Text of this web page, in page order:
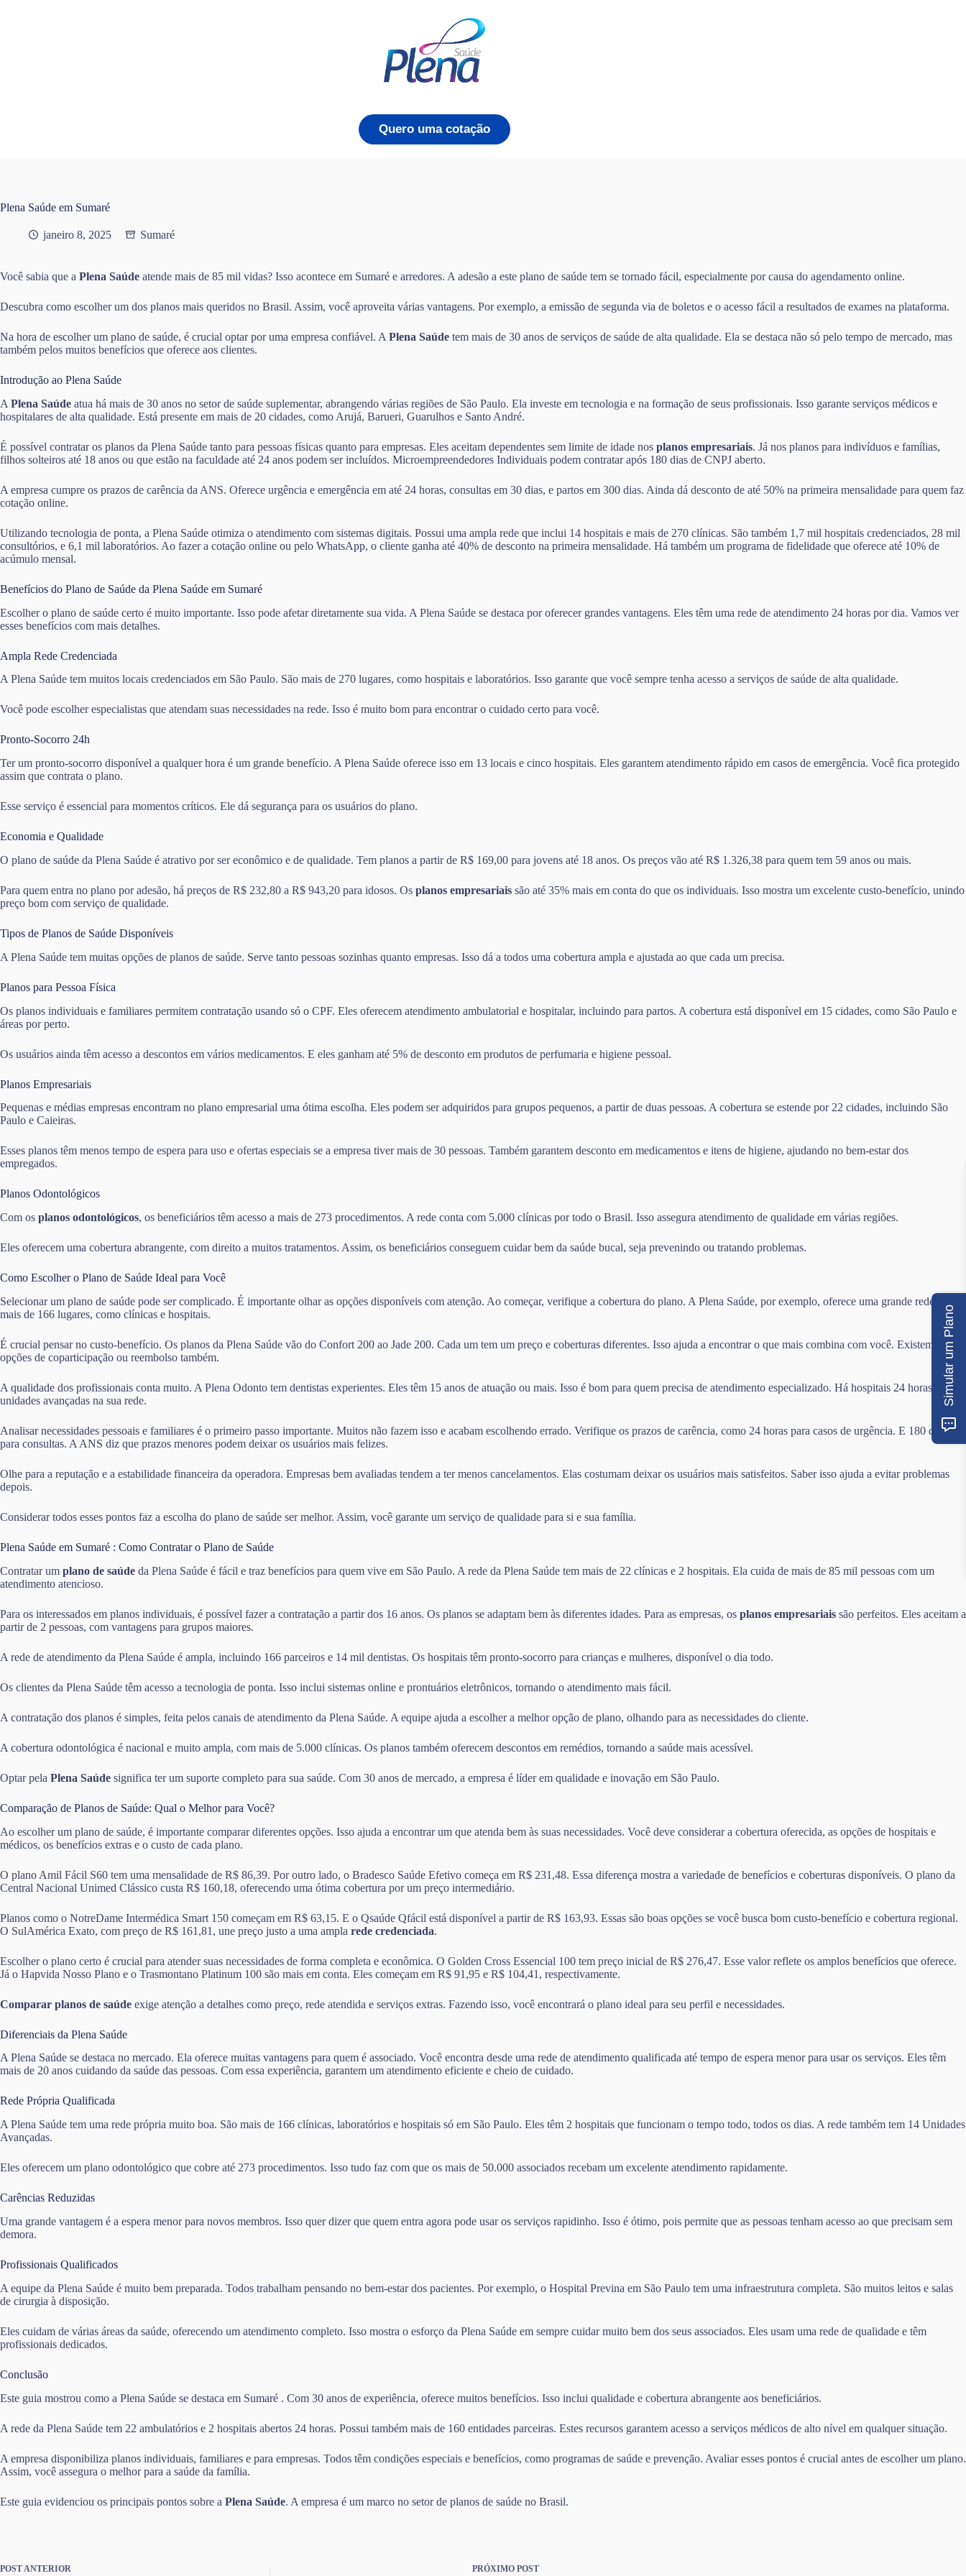
Quero uma cotação
Plena Saúde em Sumaré
janeiro 8, 2025 Sumaré
Você sabia que a Plena Saúde atende mais de 85 mil vidas? Isso acontece em Sumaré e arredores. A adesão a este plano de saúde tem se tornado fácil, especialmente por causa do agendamento online.
Descubra como escolher um dos planos mais queridos no Brasil. Assim, você aproveita várias vantagens. Por exemplo, a emissão de segunda via de boletos e o acesso fácil a resultados de exames na plataforma.
Na hora de escolher um plano de saúde, é crucial optar por uma empresa confiável. A Plena Saúde tem mais de 30 anos de serviços de saúde de alta qualidade. Ela se destaca não só pelo tempo de mercado, mas
também pelos muitos benefícios que oferece aos clientes.
Introdução ao Plena Saúde
A Plena Saúde atua há mais de 30 anos no setor de saúde suplementar, abrangendo várias regiões de São Paulo. Ela investe em tecnologia e na formação de seus profissionais. Isso garante serviços médicos e
hospitalares de alta qualidade. Está presente em mais de 20 cidades, como Arujá, Barueri, Guarulhos e Santo André.
É possível contratar os planos da Plena Saúde tanto para pessoas físicas quanto para empresas. Eles aceitam dependentes sem limite de idade nos planos empresariais. Já nos planos para indivíduos e famílias,
filhos solteiros até 18 anos ou que estão na faculdade até 24 anos podem ser incluídos. Microempreendedores Individuais podem contratar após 180 dias de CNPJ aberto.
A empresa cumpre os prazos de carência da ANS. Oferece urgência e emergência em até 24 horas, consultas em 30 dias, e partos em 300 dias. Ainda dá desconto de até 50% na primeira mensalidade para quem faz
cotação online.
Utilizando tecnologia de ponta, a Plena Saúde otimiza o atendimento com sistemas digitais. Possui uma ampla rede que inclui 14 hospitais e mais de 270 clínicas. São também 1,7 mil hospitais credenciados, 28 mil
consultórios, e 6,1 mil laboratórios. Ao fazer a cotação online ou pelo WhatsApp, o cliente ganha até 40% de desconto na primeira mensalidade. Há também um programa de fidelidade que oferece até 10% de
acúmulo mensal.
Benefícios do Plano de Saúde da Plena Saúde em Sumaré
Escolher o plano de saúde certo é muito importante. Isso pode afetar diretamente sua vida. A Plena Saúde se destaca por oferecer grandes vantagens. Eles têm uma rede de atendimento 24 horas por dia. Vamos ver
esses benefícios com mais detalhes.
Ampla Rede Credenciada
A Plena Saúde tem muitos locais credenciados em São Paulo. São mais de 270 lugares, como hospitais e laboratórios. Isso garante que você sempre tenha acesso a serviços de saúde de alta qualidade.
Você pode escolher especialistas que atendam suas necessidades na rede. Isso é muito bom para encontrar o cuidado certo para você.
Pronto-Socorro 24h
Ter um pronto-socorro disponível a qualquer hora é um grande benefício. A Plena Saúde oferece isso em 13 locais e cinco hospitais. Eles garantem atendimento rápido em casos de emergência. Você fica protegido
assim que contrata o plano.
Esse serviço é essencial para momentos críticos. Ele dá segurança para os usuários do plano.
Economia e Qualidade
O plano de saúde da Plena Saúde é atrativo por ser econômico e de qualidade. Tem planos a partir de R$ 169,00 para jovens até 18 anos. Os preços vão até R$ 1.326,38 para quem tem 59 anos ou mais.
Para quem entra no plano por adesão, há preços de R$ 232,80 a R$ 943,20 para idosos. Os planos empresariais são até 35% mais em conta do que os individuais. Isso mostra um excelente custo-benefício, unindo
preço bom com serviço de qualidade.
Tipos de Planos de Saúde Disponíveis
A Plena Saúde tem muitas opções de planos de saúde. Serve tanto pessoas sozinhas quanto empresas. Isso dá a todos uma cobertura ampla e ajustada ao que cada um precisa.
Planos para Pessoa Física
Os planos individuais e familiares permitem contratação usando só o CPF. Eles oferecem atendimento ambulatorial e hospitalar, incluindo para partos. A cobertura está disponível em 15 cidades, como São Paulo e
áreas por perto.
Os usuários ainda têm acesso a descontos em vários medicamentos. E eles ganham até 5% de desconto em produtos de perfumaria e higiene pessoal.
Planos Empresariais
Pequenas e médias empresas encontram no plano empresarial uma ótima escolha. Eles podem ser adquiridos para grupos pequenos, a partir de duas pessoas. A cobertura se estende por 22 cidades, incluindo São
Paulo e Caieiras.
Esses planos têm menos tempo de espera para uso e ofertas especiais se a empresa tiver mais de 30 pessoas. Também garantem desconto em medicamentos e itens de higiene, ajudando no bem-estar dos
empregados.
Planos Odontológicos
Com os planos odontológicos, os beneficiários têm acesso a mais de 273 procedimentos. A rede conta com 5.000 clínicas por todo o Brasil. Isso assegura atendimento de qualidade em várias regiões.
Eles oferecem uma cobertura abrangente, com direito a muitos tratamentos. Assim, os beneficiários conseguem cuidar bem da saúde bucal, seja prevenindo ou tratando problemas.
Como Escolher o Plano de Saúde Ideal para Você
Selecionar um plano de saúde pode ser complicado. É importante olhar as opções disponíveis com atenção. Ao começar, verifique a cobertura do plano. A Plena Saúde, por exemplo, oferece uma grande rede com
mais de 166 lugares, como clínicas e hospitais.
É crucial pensar no custo-benefício. Os planos da Plena Saúde vão do Confort 200 ao Jade 200. Cada um tem um preço e coberturas diferentes. Isso ajuda a encontrar o que mais combina com você. Existem
opções de coparticipação ou reembolso também.
A qualidade dos profissionais conta muito. A Plena Odonto tem dentistas experientes. Eles têm 15 anos de atuação ou mais. Isso é bom para quem precisa de atendimento especializado. Há hospitais 24 horas e
unidades avançadas na sua rede.
Analisar necessidades pessoais e familiares é o primeiro passo importante. Muitos não fazem isso e acabam escolhendo errado. Verifique os prazos de carência, como 24 horas para casos de urgência. E 180 dias
para consultas. A ANS diz que prazos menores podem deixar os usuários mais felizes.
Olhe para a reputação e a estabilidade financeira da operadora. Empresas bem avaliadas tendem a ter menos cancelamentos. Elas costumam deixar os usuários mais satisfeitos. Saber isso ajuda a evitar problemas
depois.
Considerar todos esses pontos faz a escolha do plano de saúde ser melhor. Assim, você garante um serviço de qualidade para si e sua família.
Plena Saúde em Sumaré : Como Contratar o Plano de Saúde
Contratar um plano de saúde da Plena Saúde é fácil e traz benefícios para quem vive em São Paulo. A rede da Plena Saúde tem mais de 22 clínicas e 2 hospitais. Ela cuida de mais de 85 mil pessoas com um
atendimento atencioso.
Para os interessados em planos individuais, é possível fazer a contratação a partir dos 16 anos. Os planos se adaptam bem às diferentes idades. Para as empresas, os planos empresariais são perfeitos. Eles aceitam a
partir de 2 pessoas, com vantagens para grupos maiores.
A rede de atendimento da Plena Saúde é ampla, incluindo 166 parceiros e 14 mil dentistas. Os hospitais têm pronto-socorro para crianças e mulheres, disponível o dia todo.
Os clientes da Plena Saúde têm acesso a tecnologia de ponta. Isso inclui sistemas online e prontuários eletrônicos, tornando o atendimento mais fácil.
A contratação dos planos é simples, feita pelos canais de atendimento da Plena Saúde. A equipe ajuda a escolher a melhor opção de plano, olhando para as necessidades do cliente.
A cobertura odontológica é nacional e muito ampla, com mais de 5.000 clínicas. Os planos também oferecem descontos em remédios, tornando a saúde mais acessível.
Optar pela Plena Saúde significa ter um suporte completo para sua saúde. Com 30 anos de mercado, a empresa é líder em qualidade e inovação em São Paulo.
Comparação de Planos de Saúde: Qual o Melhor para Você?
Ao escolher um plano de saúde, é importante comparar diferentes opções. Isso ajuda a encontrar um que atenda bem às suas necessidades. Você deve considerar a cobertura oferecida, as opções de hospitais e
médicos, os benefícios extras e o custo de cada plano.
O plano Amil Fácil S60 tem uma mensalidade de R$ 86,39. Por outro lado, o Bradesco Saúde Efetivo começa em R$ 231,48. Essa diferença mostra a variedade de benefícios e coberturas disponíveis. O plano da
Central Nacional Unimed Clássico custa R$ 160,18, oferecendo uma ótima cobertura por um preço intermediário.
Planos como o NotreDame Intermédica Smart 150 começam em R$ 63,15. E o Qsaúde Qfácil está disponível a partir de R$ 163,93. Essas são boas opções se você busca bom custo-benefício e cobertura regional.
O SulAmérica Exato, com preço de R$ 161,81, une preço justo a uma ampla rede credenciada.
Escolher o plano certo é crucial para atender suas necessidades de forma completa e econômica. O Golden Cross Essencial 100 tem preço inicial de R$ 276,47. Esse valor reflete os amplos benefícios que oferece.
Já o Hapvida Nosso Plano e o Trasmontano Platinum 100 são mais em conta. Eles começam em R$ 91,95 e R$ 104,41, respectivamente.
Comparar planos de saúde exige atenção a detalhes como preço, rede atendida e serviços extras. Fazendo isso, você encontrará o plano ideal para seu perfil e necessidades.
Diferenciais da Plena Saúde
A Plena Saúde se destaca no mercado. Ela oferece muitas vantagens para quem é associado. Você encontra desde uma rede de atendimento qualificada até tempo de espera menor para usar os serviços. Eles têm
mais de 20 anos cuidando da saúde das pessoas. Com essa experiência, garantem um atendimento eficiente e cheio de cuidado.
Rede Própria Qualificada
A Plena Saúde tem uma rede própria muito boa. São mais de 166 clínicas, laboratórios e hospitais só em São Paulo. Eles têm 2 hospitais que funcionam o tempo todo, todos os dias. A rede também tem 14 Unidades
Avançadas.
Eles oferecem um plano odontológico que cobre até 273 procedimentos. Isso tudo faz com que os mais de 50.000 associados recebam um excelente atendimento rapidamente.
Carências Reduzidas
Uma grande vantagem é a espera menor para novos membros. Isso quer dizer que quem entra agora pode usar os serviços rapidinho. Isso é ótimo, pois permite que as pessoas tenham acesso ao que precisam sem
demora.
Profissionais Qualificados
A equipe da Plena Saúde é muito bem preparada. Todos trabalham pensando no bem-estar dos pacientes. Por exemplo, o Hospital Previna em São Paulo tem uma infraestrutura completa. São muitos leitos e salas
de cirurgia à disposição.
Eles cuidam de várias áreas da saúde, oferecendo um atendimento completo. Isso mostra o esforço da Plena Saúde em sempre cuidar muito bem dos seus associados. Eles usam uma rede de qualidade e têm
profissionais dedicados.
Conclusão
Este guia mostrou como a Plena Saúde se destaca em Sumaré . Com 30 anos de experiência, oferece muitos benefícios. Isso inclui qualidade e cobertura abrangente aos beneficiários.
A rede da Plena Saúde tem 22 ambulatórios e 2 hospitais abertos 24 horas. Possui também mais de 160 entidades parceiras. Estes recursos garantem acesso a serviços médicos de alto nível em qualquer situação.
A empresa disponibiliza planos individuais, familiares e para empresas. Todos têm condições especiais e benefícios, como programas de saúde e prevenção. Avaliar esses pontos é crucial antes de escolher um plano.
Assim, você assegura o melhor para a saúde da família.
Este guia evidenciou os principais pontos sobre a Plena Saúde. A empresa é um marco no setor de planos de saúde no Brasil.
POST ANTERIOR PRÓXIMO POST
Simular um Plano